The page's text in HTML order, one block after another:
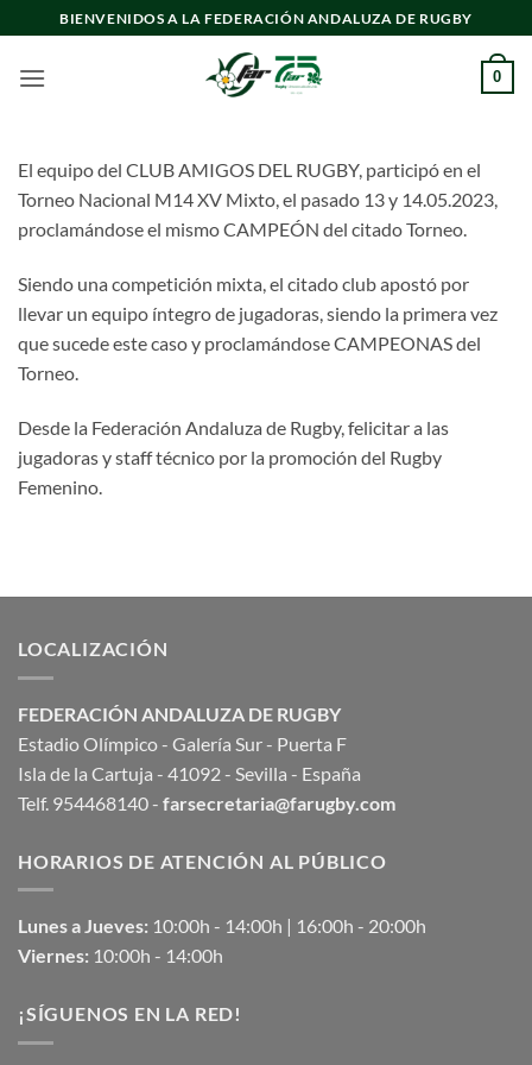
al
contenido
BIENVENIDOS A LA FEDERACIÓN ANDALUZA DE RUGBY
0
El equipo del CLUB AMIGOS DEL RUGBY, participó en el
Torneo Nacional M14 XV Mixto, el pasado 13 y 14.05.2023,
proclamándose el mismo CAMPEÓN del citado Torneo.
Siendo una competición mixta, el citado club apostó por
llevar un equipo íntegro de jugadoras, siendo la primera vez
que sucede este caso y proclamándose CAMPEONAS del
Torneo.
Desde la Federación Andaluza de Rugby, felicitar a las
jugadoras y staff técnico por la promoción del Rugby
Femenino.
LOCALIZACIÓN
FEDERACIÓN ANDALUZA DE RUGBY
Estadio Olímpico - Galería Sur - Puerta F
Isla de la Cartuja - 41092 - Sevilla - España
Telf. 954468140 - farsecretaria@farugby.com
HORARIOS DE ATENCIÓN AL PÚBLICO
Lunes a Jueves: 10:00h - 14:00h | 16:00h - 20:00h
Viernes: 10:00h - 14:00h
¡SÍGUENOS EN LA RED!